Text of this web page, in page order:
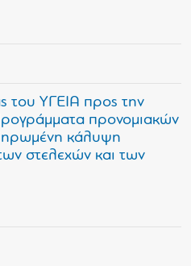
του ΥΓΕΙΑ προς την
προνομιακών
κάλυψη
στελεχών και των